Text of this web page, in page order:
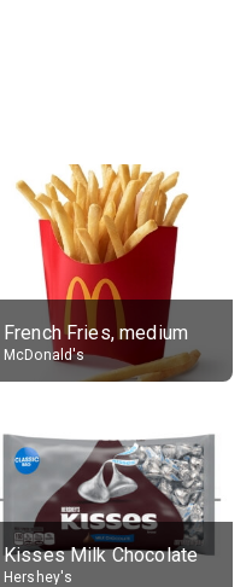
French Fries, medium
McDonald's
Kisses Milk Chocolate
Hershey's